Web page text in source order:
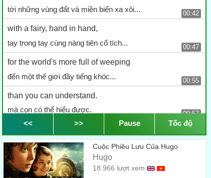
tới những vùng đất và miền biển xa xôi...
00:42
with a fairy, hand in hand,
tay trong tay cùng nàng tiên cổ tích...
00:47
for the world's more full of weeping
đến một thế giới đầy tiếng khóc...
00:55
than you can understand.
mà con có thể hiểu được.
00:57
Con hát thử với mẹ nhé, Ben?
Okay.
<< >> Pause Tốc độ
Cuộc Phiêu Lưu Của Hugo
Hugo
18.966 lượt xem